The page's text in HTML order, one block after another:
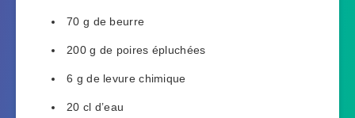
70 g de beurre
200 g de poires épluchées
6 g de levure chimique
20 cl d’eau